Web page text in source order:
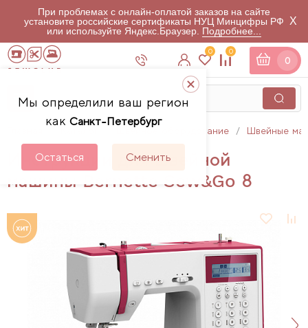
При проблемах с онлайн-оплатой заказов на сайте
установите российские сертификаты НУЦ Минцифры РФ
или используйте Яндекс.Браузер. Подробнее...
X
Мы определили ваш регион
как Санкт-Петербург
Остаться Сменить
0 0
0
Швейное оборудование Швейные
Инструкции для швейной
машины Bernette Sew&Go 8